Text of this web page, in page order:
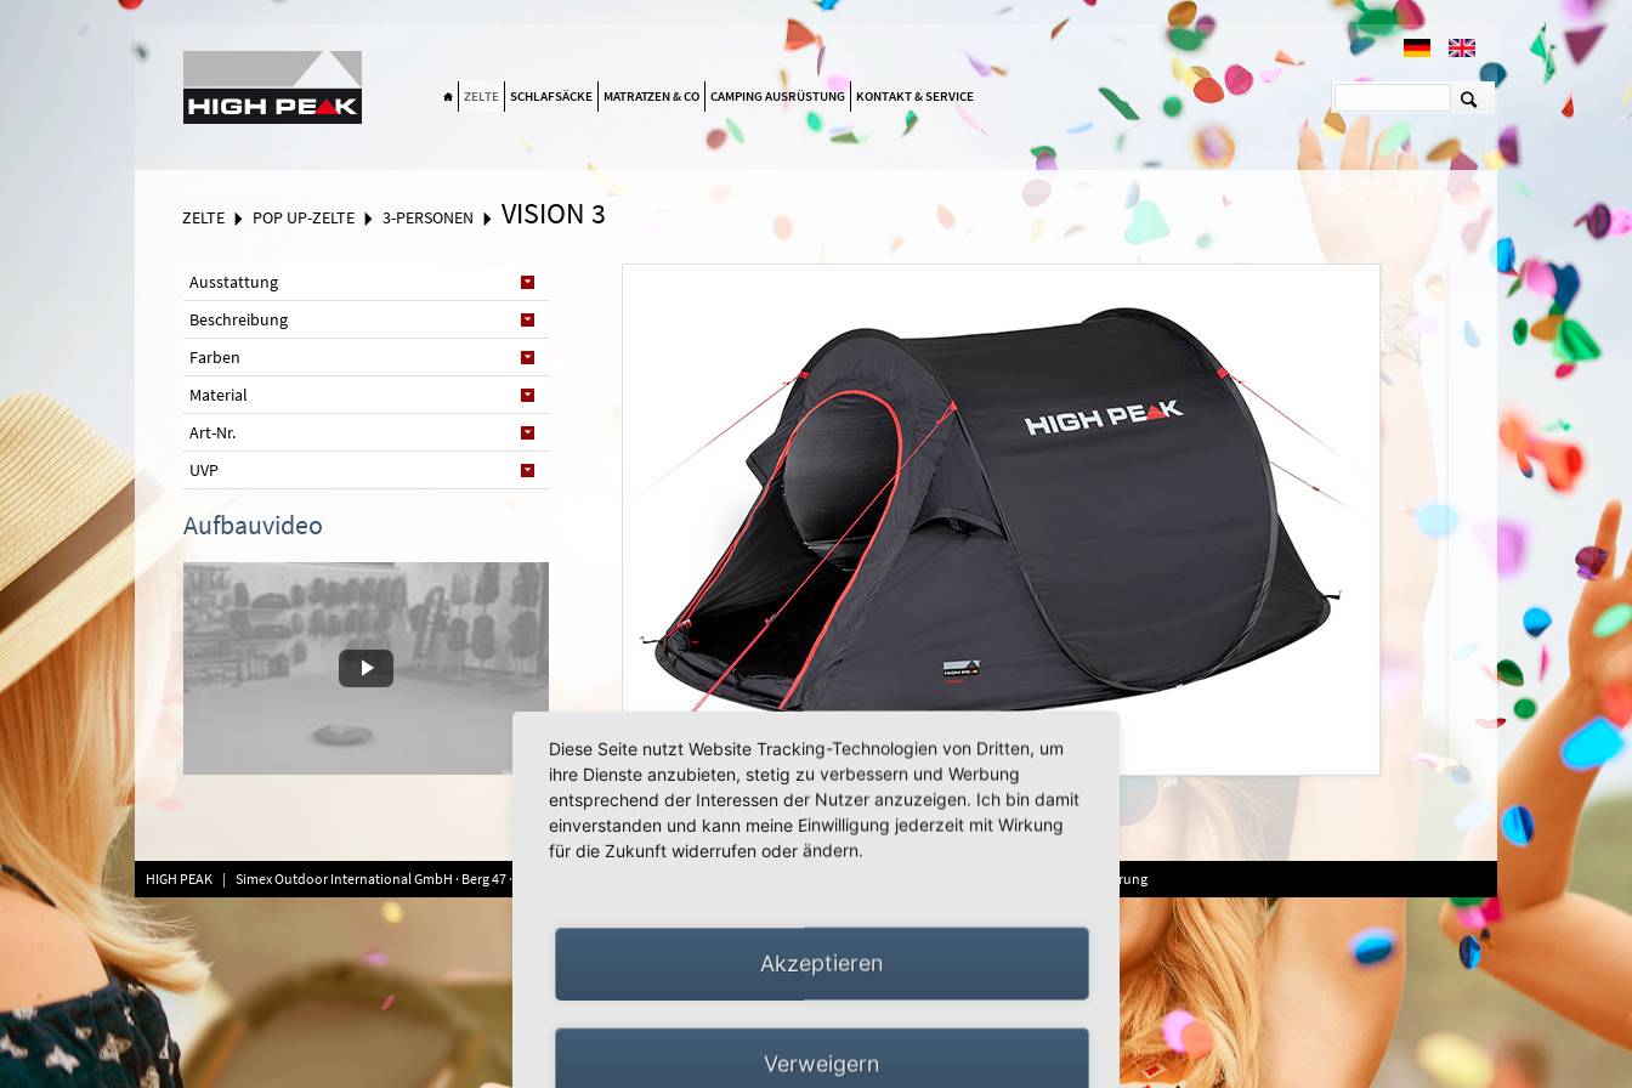
ZELTE SCHLAFSÄCKE MATRATZEN & CO CAMPING AUSRÜSTUNG KONTAKT & SERVICE
ZELTE POP UP-ZELTE 3-PERSONEN VISION 3
Ausstattung
Beschreibung
Farben
Material
Art-Nr.
UVP
Aufbauvideo
« »
HIGH PEAK | Simex Outdoor International GmbH · Berg 47 · D-41366 Schwalmtal · Tel.: +49 (0)2163 951 60 60 | Barrierefreiheitserklärung
Diese Seite nutzt Website Tracking-Technologien von Dritten, um
ihre Dienste anzubieten, stetig zu verbessern und Werbung
entsprechend der Interessen der Nutzer anzuzeigen. Ich bin damit
einverstanden und kann meine Einwilligung jederzeit mit Wirkung
für die Zukunft widerrufen oder ändern.
Akzeptieren
Verweigern